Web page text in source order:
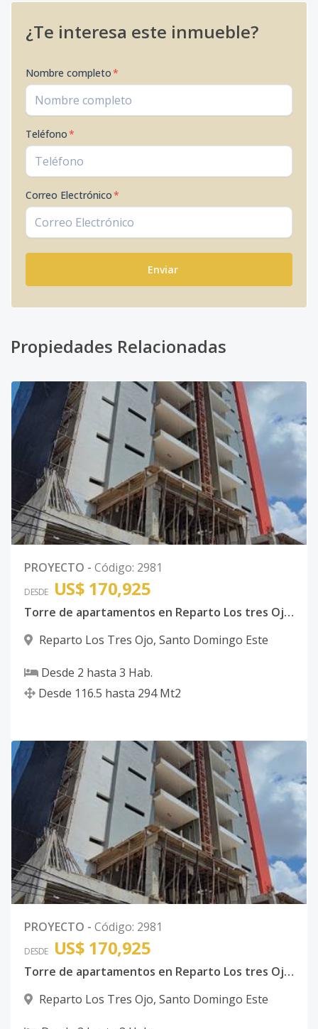
¿Te interesa este inmueble?
Nombre completo*
Teléfono*
Correo Electrónico*
Enviar
Propiedades Relacionadas
PROYECTO - Código: 2981
DESDE US$ 170,925
Torre de apartamentos en Reparto Los tres Ojos, Santo Domingo Este.
Reparto Los Tres Ojo, Santo Domingo Este
Desde 2 hasta 3 Hab.
Desde 116.5 hasta 294 Mt2
PROYECTO - Código: 2981
DESDE US$ 170,925
Torre de apartamentos en Reparto Los tres Ojos, Santo Domingo Este.
Reparto Los Tres Ojo, Santo Domingo Este